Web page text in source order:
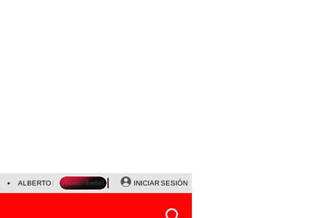
ALBERTO BENAVIDES NALDY SALDAÑA
INICIAR SESIÓN